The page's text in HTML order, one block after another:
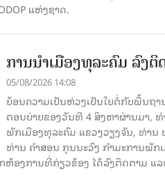
ແຫ່ງຊາດ.
ການນໍາເມືອງທຸລະຄົມ ລົງ
05/08/2026 14:08
ຍ້ອນຄວາມເປັນຫ່ວງເປັນໃຍຕໍ່ກັບພື້ນຖ
ຕອນບ່າຍຂອງວັນທີ 4 ສິງຫາຜ່ານມາ, ທ່
ພັກເມືອງທຸລະຄົມ ແຂວງວຽງຈັນ, ທ່ານ
ທ່ານ ຄໍາສອນ ກຸນນະວົງ ກໍາມະການພັກ
ອງການທີ່ກ່ຽວຂ້ອງ ໄດ້ລົງຕິດຕາມ ແລ